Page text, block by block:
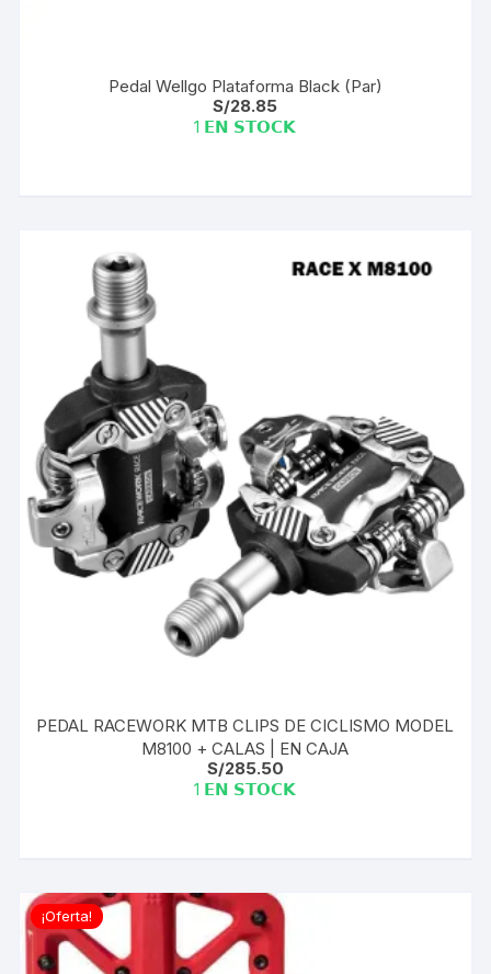
Pedal Wellgo Plataforma Black (Par)
S/28.85
1 𝗘𝗡 𝗦𝗧𝗢𝗖𝗞
PEDAL RACEWORK MTB CLIPS DE CICLISMO MODEL
M8100 + CALAS | EN CAJA
S/285.50
1 𝗘𝗡 𝗦𝗧𝗢𝗖𝗞
¡Oferta!